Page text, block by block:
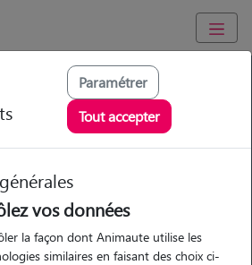
Saint-Pierre : Garde chien et
domicile, visites et promenades
garde animaux à
Pierre
pet-sitters à
Pierre
Paramétrer
Tout accepter
vos données
la façon dont Animaute utilise les
similaires en faisant des choix ci-